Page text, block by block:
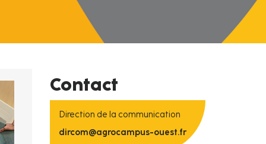
Contact
Direction de la communication
dircom@agrocampus-ouest.fr